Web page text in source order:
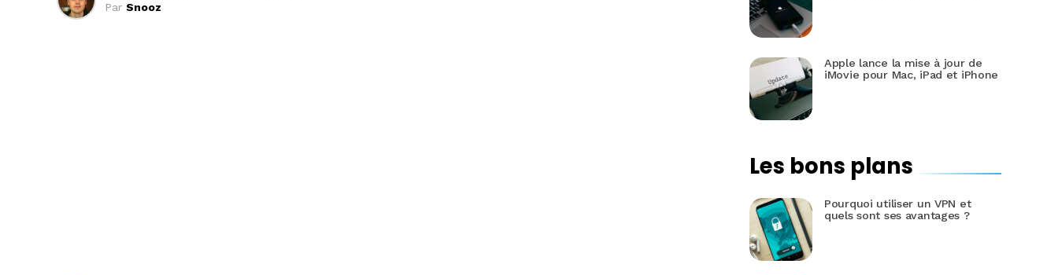
Par Snooz
Apple lance la mise à jour de
iMovie pour Mac, iPad et iPhone
Les bons plans
Pourquoi utiliser un VPN et
quels sont ses avantages ?